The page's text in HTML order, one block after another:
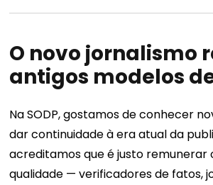
O novo jornalismo
antigos modelos
Na SODP, gostamos de conhecer
dar continuidade à era atual da
acreditamos que é justo remunerar
qualidade — verificadores de fatos,